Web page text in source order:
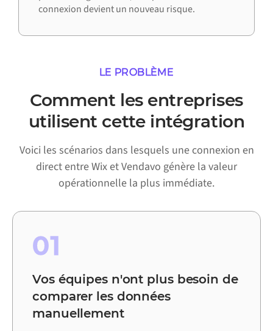
connexion devient un nouveau risque.
LE PROBLÈME
Comment les entreprises
utilisent cette intégration
Voici les scénarios dans lesquels une connexion en
direct entre Wix et Vendavo génère la valeur
opérationnelle la plus immédiate.
01
Vos équipes n'ont plus besoin de
comparer les données
manuellement